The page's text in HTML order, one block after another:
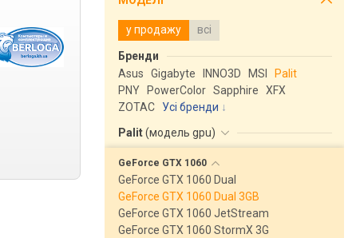
у продажу всі
Бренди
Asus
Gigabyte INNO3D MSI
Palit
PNY
PowerColor Sapphire
XFX
ZOTAC
Усі бренди
Palit(модель gpu)
GeForce GTX 1060
GeForce GTX 1060 Dual
GeForce GTX 1060 Dual 3GB
GeForce GTX 1060 JetStream
GeForce GTX 1060 StormX 3G